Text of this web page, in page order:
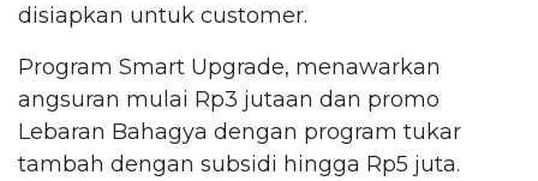
disiapkan untuk customer.
Program Smart Upgrade, menawarkan
angsuran mulai Rp3 jutaan dan promo
Lebaran Bahagya dengan program tukar
tambah dengan subsidi hingga Rp5 juta.